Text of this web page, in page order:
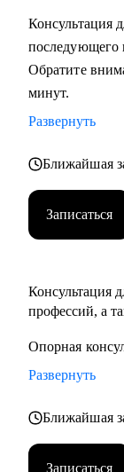
Кому могу
• Начинающим
•
развитие
продуктом.
• Владельцам
Консультация
последующего
Обратите
минут.
Развернуть
Ближайшая
Записаться
Консультация
профессий, а
Опорная
Развернуть
Ближайшая
Записаться